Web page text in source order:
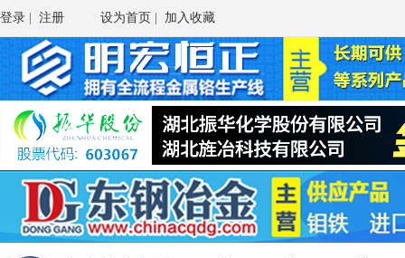
登录 注册 设为首页 加入收藏